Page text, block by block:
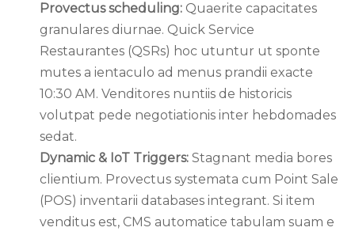
Provectus scheduling: Quaerite capacitates
granulares diurnae. Quick Service
Restaurantes (QSRs) hoc utuntur ut sponte
mutes a ientaculo ad menus prandii exacte
10:30 AM. Venditores nuntiis de historicis
volutpat pede negotiationis inter hebdomades
sedat.
Dynamic & IoT Triggers: Stagnant media bores
clientium. Provectus systemata cum Point Sale
(POS) inventarii databases integrant. Si item
venditus est, CMS automatice tabulam suam e